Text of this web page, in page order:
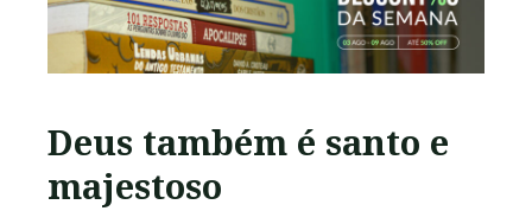
Deus também é santo e
majestoso